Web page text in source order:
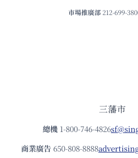
市場推廣部 212-699-
三藩市
總機 1-800-746-4826
商業廣告 650-808-8888